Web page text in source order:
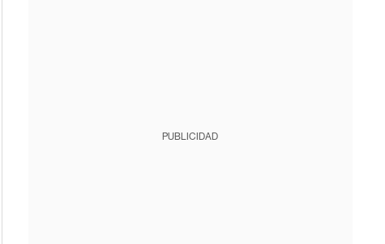
PUBLICIDAD